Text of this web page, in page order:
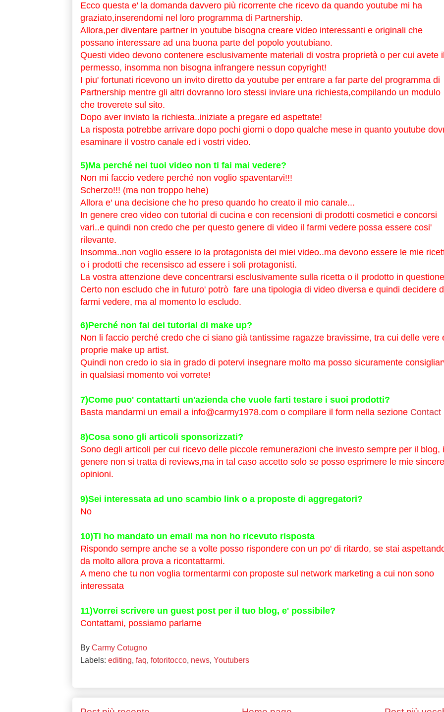
Ecco questa e' la domanda davvero più ricorrente che ricevo da quando youtube mi ha
graziato,inserendomi nel loro programma di Partnership.
Allora,per diventare partner in youtube bisogna creare video interessanti e originali che
possano interessare ad una buona parte del popolo youtubiano.
Questi video devono contenere esclusivamente materiali di vostra proprietà o per cui avete il
permesso, insomma non bisogna infrangere nessun copyright!
I piu' fortunati ricevono un invito diretto da youtube per entrare a far parte del programma di
Partnership mentre gli altri dovranno loro stessi inviare una richiesta,compilando un modulo
che troverete sul sito.
Dopo aver inviato la richiesta..iniziate a pregare ed aspettate!
La risposta potrebbe arrivare dopo pochi giorni o dopo qualche mese in quanto youtube
esaminare il vostro canale ed i vostri video.
5)Ma perché nei tuoi video non ti fai mai vedere?
Non mi faccio vedere perché non voglio spaventarvi!!!
Scherzo!!! (ma non troppo hehe)
Allora e' una decisione che ho preso quando ho creato il mio canale...
In genere creo video con tutorial di cucina e con recensioni di prodotti cosmetici e concorsi
vari..e quindi non credo che per questo genere di video il farmi vedere possa essere cosi'
rilevante.
Insomma..non voglio essere io la protagonista dei miei video..ma devono essere le mie
o i prodotti che recensisco ad essere i soli protagonisti.
La vostra attenzione deve concentrarsi esclusivamente sulla ricetta o il prodotto in
Certo non escludo che in futuro' potrò fare una tipologia di video diversa e quindi decidere
farmi vedere, ma al momento lo escludo.
6)Perché non fai dei tutorial di make up?
Non li faccio perché credo che ci siano già tantissime ragazze bravissime, tra cui delle vere
proprie make up artist.
Quindi non credo io sia in grado di potervi insegnare molto ma posso sicuramente
in qualsiasi momento voi vorrete!
7)Come puo' contattarti un'azienda che vuole farti testare i suoi prodotti?
Basta mandarmi un email a info@carmy1978.com o compilare il form nella sezione Contact
8)Cosa sono gli articoli sponsorizzati?
Sono degli articoli per cui ricevo delle piccole remunerazioni che investo sempre per il blog,
genere non si tratta di reviews,ma in tal caso accetto solo se posso esprimere le mie sincere
opinioni.
9)Sei interessata ad uno scambio link o a proposte di aggregatori?
No
10)Ti ho mandato un email ma non ho ricevuto risposta
Rispondo sempre anche se a volte posso rispondere con un po' di ritardo, se stai
da molto allora prova a ricontattarmi.
A meno che tu non voglia tormentarmi con proposte sul network marketing a cui non sono
interessata
11)Vorrei scrivere un guest post per il tuo blog, e' possibile?
Contattami, possiamo parlarne
By Carmy Cotugno
Labels: editing, faq, fotoritocco, news, Youtubers